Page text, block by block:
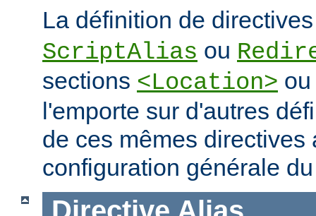
La définition de
ScriptAlias ou
sections <Location>
l'emporte sur d'autres
de ces mêmes directives
configuration générale